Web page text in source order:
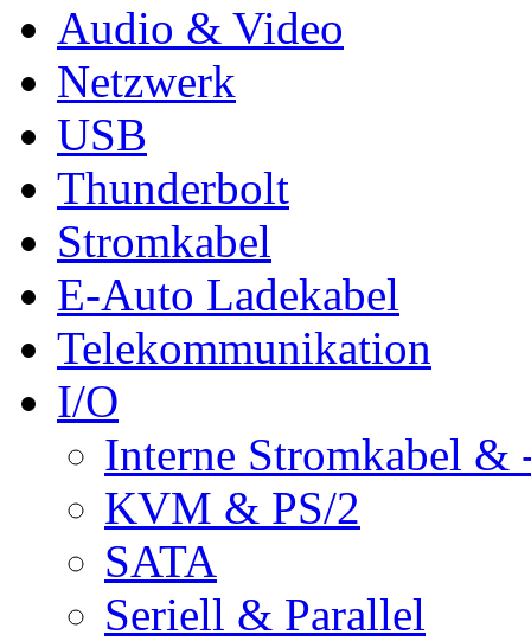
Audio & Video
Netzwerk
USB
Thunderbolt
Stromkabel
E-Auto Ladekabel
Telekommunikation
I/O
Interne Stromkabel &
KVM & PS/2
SATA
Seriell & Parallel